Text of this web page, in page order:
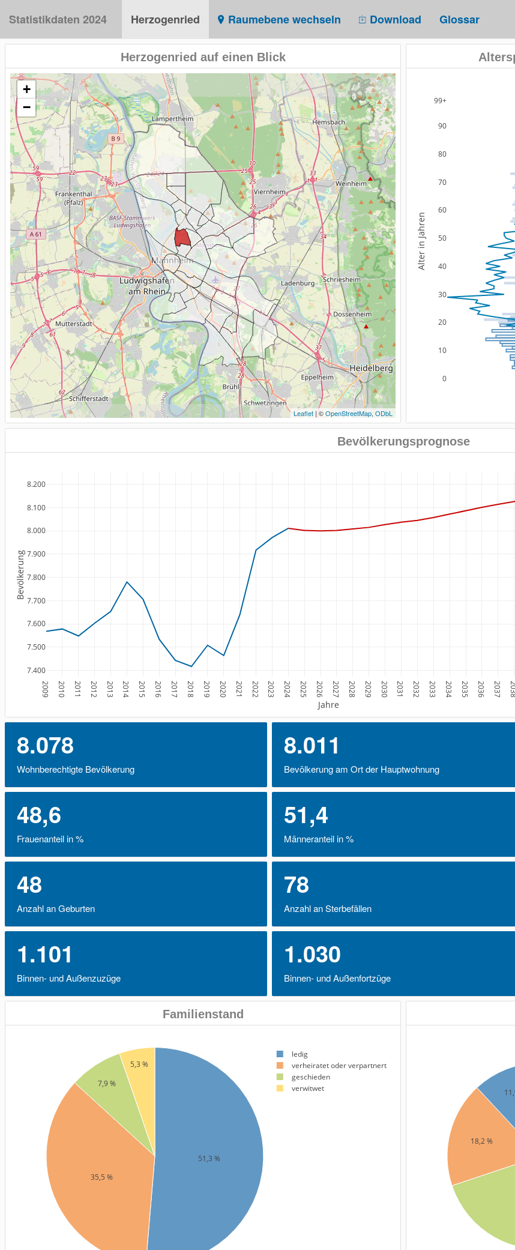
Statistikdaten 2024 Herzogenried Raumebene wechseln Download Glossar
Herzogenried auf einen Blick
+
−
Leaflet| ©OpenStreetMap, ODbL
0
10
20
30
40
50
60
70
80
90
99+
Alter in Jahren
Bevölkerungsprognose
2009 2010 2011 2012 2013 2014 2015 2016 2017 2018 2019 2020 2021 2022 2023 2024 2025 2026 2027 2028 2029 2030 2031 2032 2033 2034 2035 2036 2037
7.400
7.500
7.600
7.700
7.800
7.900
8.000
8.100
8.200
Jahre
Bevölkerung
8.078
Wohnberechtigte Bevölkerung
8.011
Bevölkerung am Ort der Hauptwohnung
48,6
Frauenanteil in %
51,4
Männeranteil in %
48
Anzahl an Geburten
78
Anzahl an Sterbefällen
1.101
Binnen- und Außenzuzüge
1.030
Binnen- und Außenfortzüge
Familienstand
51,3 %
35,5 %
7,9 %
5,3 %
ledig
verheiratet oder verpartnert
geschieden
verwitwet
18,2 %